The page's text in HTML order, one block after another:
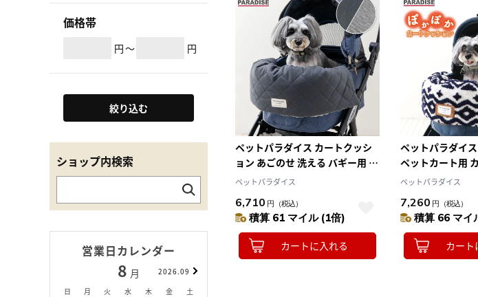
価格帯
円～ 円
絞り込む
ショップ内検索
営業日カレンダー
8 月
2026.09
日
月 火 水 木 金 土
ペットパラダイス カートクッシ
ョン あごのせ 洗える バギー用 カ
ートアクセサリー キルティング
ペットパラダイス
6,710 円 （税込）
積算 61 マイル (1倍)
カートに入れる
ペットパラダイ
ペットカート用
ア カートクッシ
クッション 遠赤
セサリー バギー
ペットパラダイス
7,260 円 （税込）
積算 66 マイ
カート